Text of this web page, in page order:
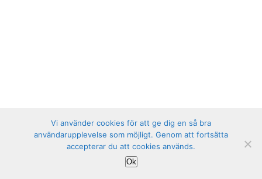
Vi använder cookies för att ge dig en så bra
användarupplevelse som möjligt. Genom att fortsätta
accepterar du att cookies används.
Ok